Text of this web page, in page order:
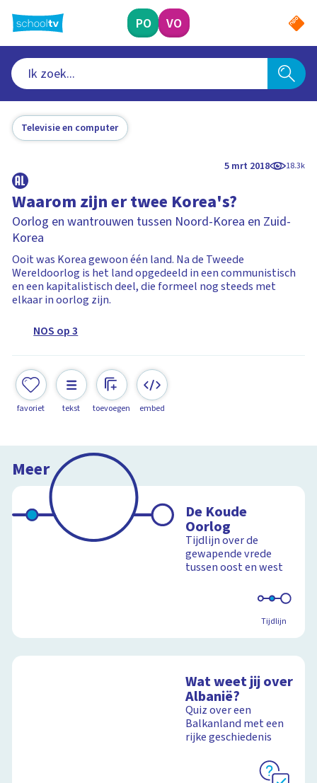
naar
hoofdinhoud
PO VO
Televisie en computer
5 mrt 2018 18.3k
Waarom zijn er twee Korea's?
Oorlog en wantrouwen tussen Noord-Korea en Zuid-
Korea
Ooit was Korea gewoon één land. Na de Tweede
Wereldoorlog is het land opgedeeld in een communistisch
en een kapitalistisch deel, die formeel nog steeds met
elkaar in oorlog zijn.
NOS op 3
favoriet tekst toevoegen embed
Meer
De Koude
Oorlog
Tijdlijn over de
gewapende vrede
tussen oost en west
Tijdlijn
Wat weet jij over
Albanië?
Quiz over een
Balkanland met een
rijke geschiedenis